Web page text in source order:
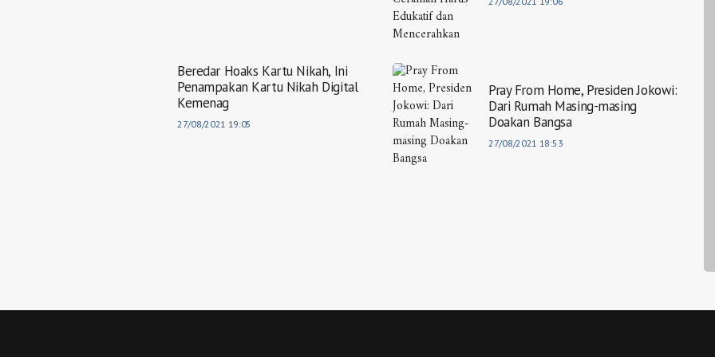
Beredar Hoaks Kartu Nikah, Ini
Penampakan Kartu Nikah Digital
Kemenag
27/08/2021 19:05
Pray From Home, Presiden Jokowi:
Dari Rumah Masing-masing
Doakan Bangsa
27/08/2021 18:53